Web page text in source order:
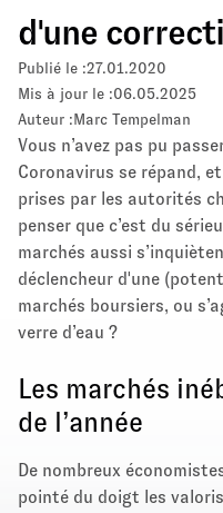
d'une
Publié le :27.01.2020
Mis à jour le :06.05.2025
Auteur :Marc Tempelman
Vous n’avez pas pu
Coronavirus se répand,
prises par les autorités
penser que c’est du
marchés aussi
déclencheur d'une
marchés boursiers, ou
verre d’eau ?
Les marchés
de l’année
De nombreux
pointé du doigt les